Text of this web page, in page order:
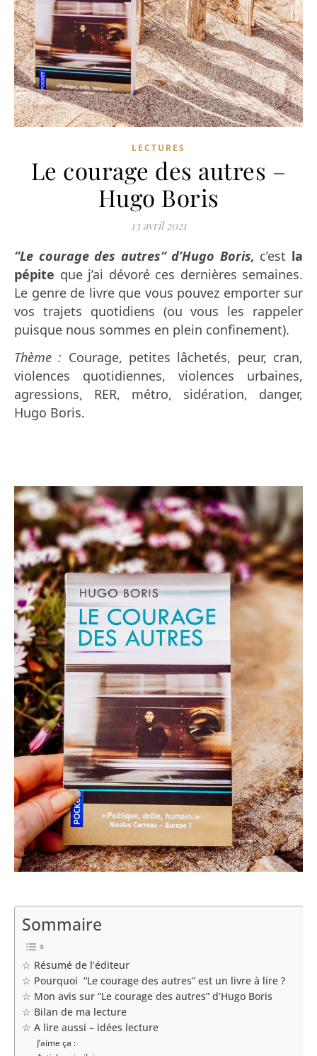
LECTURES
Le courage des autres –
Hugo Boris
13 avril 2021
“Le courage des autres“ d’Hugo Boris, c’est la
pépite que j’ai dévoré ces dernières semaines.
Le genre de livre que vous pouvez emporter sur
vos trajets quotidiens (ou vous les rappeler
puisque nous sommes en plein confinement).
Thème : Courage, petites lâchetés, peur, cran,
violences quotidiennes, violences urbaines,
agressions, RER, métro, sidération, danger,
Hugo Boris.
Sommaire
☆ Résumé de l’éditeur
☆ Pourquoi “Le courage des autres” est un livre à lire ?
☆ Mon avis sur “Le courage des autres” d’Hugo Boris
☆ Bilan de ma lecture
☆ A lire aussi – idées lecture
J’aime ça :